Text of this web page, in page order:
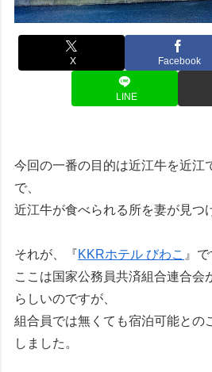
X Facebook
LINE
今回の一番の目的は近江牛を近江
で、
近江牛が食べられる所を妻が見つ
それが、『KKRホテル びわこ 』で
ここは国家公務員共済組合連合会
らしいのですが、
組合員では無くても宿泊可能との
しました。